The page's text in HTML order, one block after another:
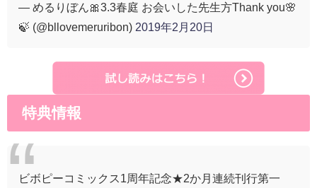
— めるりぼん‎🎀3.3春庭 お会いした先生方Thank you🌸
🍃 (@bllovemeruribon) 2019年2月20日
特典情報
ビボピーコミックス1周年記念★2か月連続刊行第一